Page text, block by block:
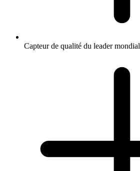
Capteur de qualité du leader mondial